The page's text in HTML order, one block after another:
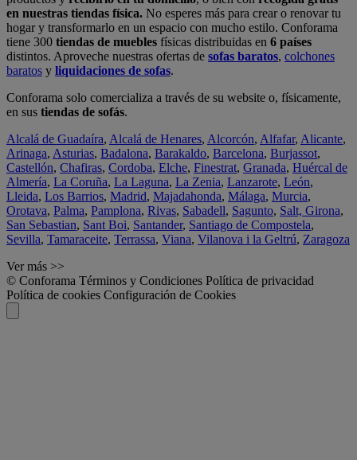
en nuestras tiendas física. No esperes más para crear o renovar tu
hogar y transformarlo en un espacio con mucho estilo. Conforama
tiene 300 tiendas de muebles físicas distribuidas en 6 países
distintos. Aproveche nuestras ofertas de sofas baratos, colchones
baratos y liquidaciones de sofas.
Conforama solo comercializa a través de su website o, físicamente,
en sus tiendas de sofás.
Alcalá de Guadaíra, Alcalá de Henares, Alcorcón, Alfafar, Alicante,
Arinaga, Asturias, Badalona, Barakaldo, Barcelona, Burjassot,
Castellón, Chafiras, Cordoba, Elche, Finestrat, Granada, Huércal de
Almería, La Coruña, La Laguna, La Zenia, Lanzarote, León,
Lleida, Los Barrios, Madrid, Majadahonda, Málaga, Murcia,
Orotava, Palma, Pamplona, Rivas, Sabadell, Sagunto, Salt, Girona,
San Sebastian, Sant Boi, Santander, Santiago de Compostela,
Sevilla, Tamaraceite, Terrassa, Viana, Vilanova i la Geltrú, Zaragoza
Ver más >>
© Conforama Términos y Condiciones Política de privacidad
Política de cookies Configuración de Cookies